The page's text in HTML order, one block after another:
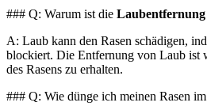
### Q: Warum ist die Laubentfernung
A: Laub kann den Rasen schädigen,
blockiert. Die Entfernung von Laub ist
des Rasens zu erhalten.
### Q: Wie dünge ich meinen Rasen